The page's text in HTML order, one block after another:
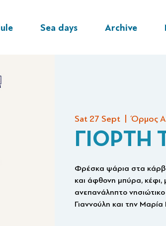
Sea days Archive
Sat 27 Sept
  |
Όρμος
ΓΙΟΡΤΗ
Φρέσκα ψάρια στα
και άφθονη μπύρα, κέφι,
ανεπανάληπτο
Γιαννούλη και την Μαρία